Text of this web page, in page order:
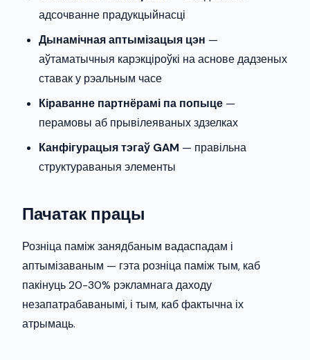
адсочванне прадукцыйнасці
Дынамічная аптымізацыя цэн —
аўтаматычныя карэкціроўкі на аснове дадзеных
ставак у рэальным часе
Кіраванне партнёрамі па попыце —
перамовы аб прывілеяваных здзелках
Канфігурацыя тэгаў GAM — правільна
структураваныя элементы
Пачатак працы
Розніца паміж занядбаным вадаспадам і
аптымізаваным — гэта розніца паміж тым, каб
пакінуць 20-30% рэкламнага даходу
незапатрабаванымі, і тым, каб фактычна іх
атрымаць.